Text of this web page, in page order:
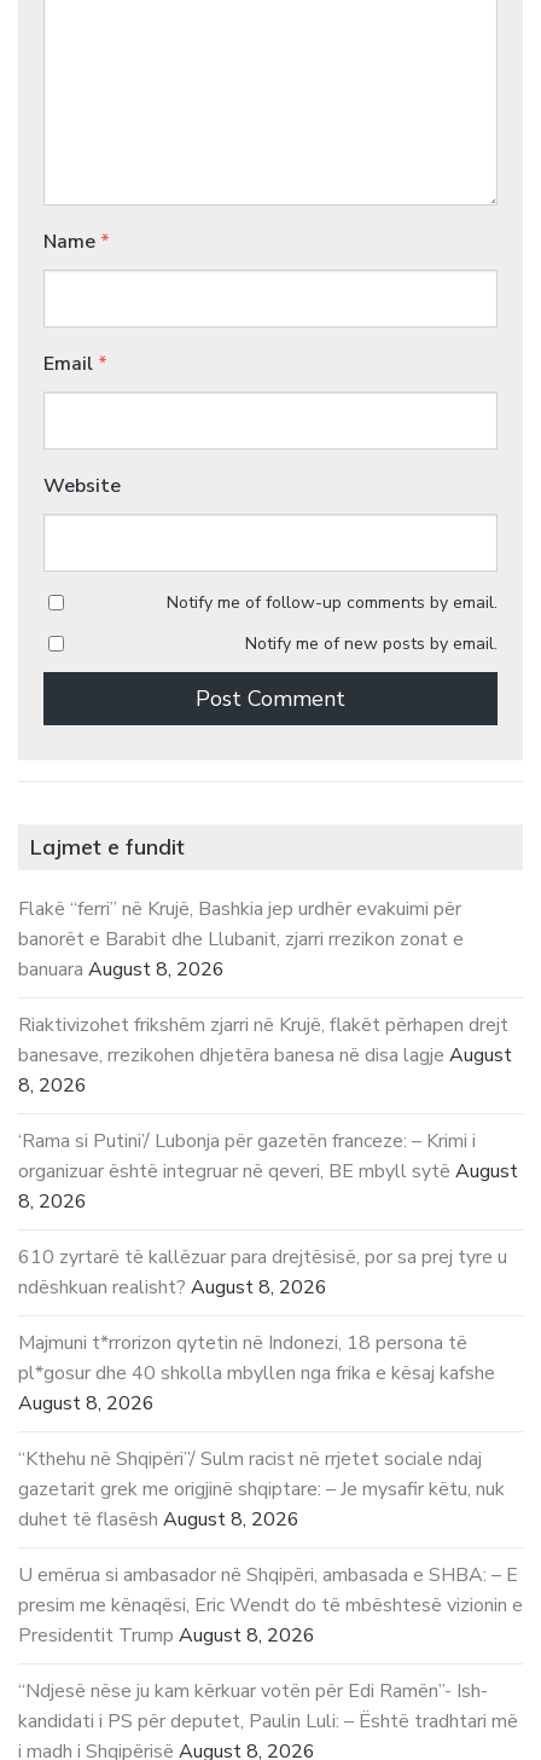
Name *
Email *
Website
Notify me of follow-up comments by email.
Notify me of new posts by email.
Lajmet e fundit
Flakë “ferri” në Krujë, Bashkia jep urdhër evakuimi për
banorët e Barabit dhe Llubanit, zjarri rrezikon zonat e
banuara August 8, 2026
Riaktivizohet frikshëm zjarri në Krujë, flakët përhapen drejt
banesave, rrezikohen dhjetëra banesa në disa lagje August
8, 2026
‘Rama si Putini’/ Lubonja për gazetën franceze: – Krimi i
organizuar është integruar në qeveri, BE mbyll sytë August
8, 2026
610 zyrtarë të kallëzuar para drejtësisë, por sa prej tyre u
ndëshkuan realisht? August 8, 2026
Majmuni t*rrorizon qytetin në Indonezi, 18 persona të
pl*gosur dhe 40 shkolla mbyllen nga frika e kësaj kafshe
August 8, 2026
“Kthehu në Shqipëri”/ Sulm racist në rrjetet sociale ndaj
gazetarit grek me origjinë shqiptare: – Je mysafir këtu, nuk
duhet të flasësh August 8, 2026
U emërua si ambasador në Shqipëri, ambasada e SHBA: – E
presim me kënaqësi, Eric Wendt do të mbështesë vizionin e
Presidentit Trump August 8, 2026
“Ndjesë nëse ju kam kërkuar votën për Edi Ramën”- Ish-
kandidati i PS për deputet, Paulin Luli: – Është tradhtari më
i madh i Shqipërisë August 8, 2026